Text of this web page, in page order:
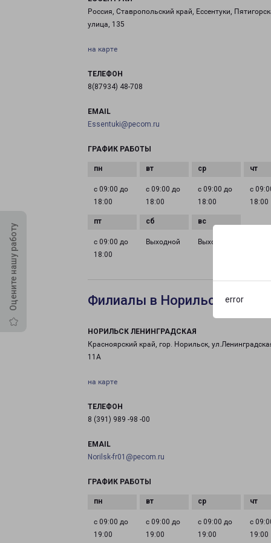
error
Оцените нашу работу
Россия, Ставропольский край, Ессентуки,
улица, 135
на карте
ТЕЛЕФОН
8(87934) 48-708
EMAIL
Essentuki@pecom.ru
ГРАФИК РАБОТЫ
с 09:00 до
18:00
с 09:00 до
18:00
с 09:00 до
18:00
с
18:00
с 09:00 до
18:00
Выходной Выходной
Филиалы в Норильске
НОРИЛЬСК ЛЕНИНГРАДСКАЯ
Красноярский край, гор. Норильск,
11А
на карте
ТЕЛЕФОН
8 (391) 989 -98 -00
EMAIL
Norilsk-fr01@pecom.ru
ГРАФИК РАБОТЫ
с 09:00 до
19:00
с 09:00 до
19:00
с 09:00 до
19:00
с
19:00